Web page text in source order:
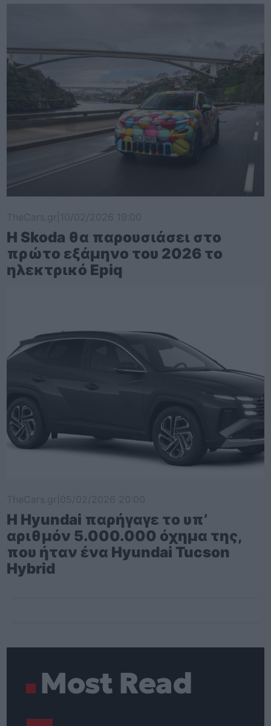
Η Skoda θα παρουσιάσει στο
πρώτο εξάμηνο του 2026 το
ηλεκτρικό Epiq
Η Hyundai παρήγαγε το υπ’
αριθμόν 5.000.000 όχημα της,
που ήταν ένα Hyundai Tucson
Hybrid
Most Read